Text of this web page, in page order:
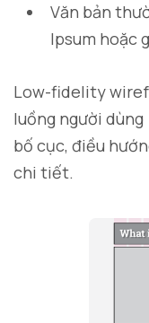
Văn bản
Ipsum hoặc
Low-fidelity
luồng người
bố cục, điều
chi tiết.